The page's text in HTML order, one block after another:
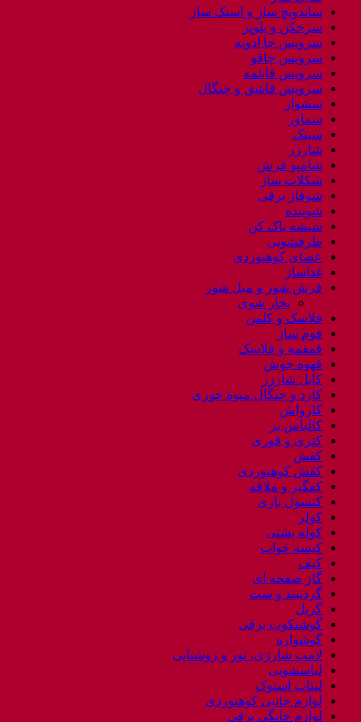
ساندویچ ساز و اسنک ساز
سرخکن و پلوپز
سرویس جا ادویه
سرویس چاقو
سرویس قابلمه
سرویس قاشق و چنگال
سشوار
سماور
سینک
شارژر
شامپو فرش
شکلات ساز
شوفاژ برقی
شوینده
شیشه پاک کن
ظرفشویی
عصای کوهنوردی
غذاساز
فرش شور و مبل شور
بخار شوی
فلاسک و کلمن
فوم ساز
قمقمه و فلاسک
قهوه جوش
کابل شارژر
کارد و چنگال میوه خوری
کارواش
کالباس بر
کتری و قوری
کفش
کفش کوهنوردی
کفگیر و ملاقه
کنسول بازی
کولر
کوله پشتی
کیسه خواب
کیف
گاز صفحه ای
گردنبند و ست
گریل
گوشتکوب برقی
گوشواره
لامپ شارژی، نور و روشنایی
لباسشویی
لپتاب استوک
لوازم جانبی کوهنوردی
لوازم خانگی برقی